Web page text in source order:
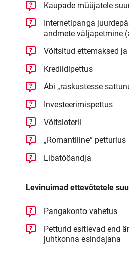
Kaupade müüjatele
Internetipanga
andmete väljapetmine
Võltsitud ettemaksed
Krediidipettus
Abi „raskustesse
Investeerimispettus
Võltsloterii
„Romantiline” petturlus
Libatööandja
Levinuimad ettevõtetele
Pangakonto vahetus
Petturid esitlevad end
juhtkonna esindajana